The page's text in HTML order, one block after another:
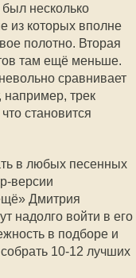
несколько
из которых вполне
полотно. Вторая
там ещё меньше.
сравнивает
например, трек
становится
в любых песенных
версии
Дмитрия
надолго войти в его
в подборе и
10-12 лучших